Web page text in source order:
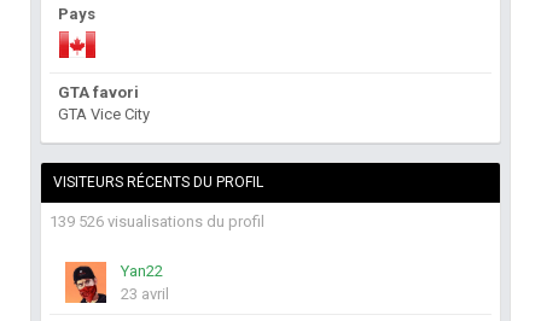
Pays
GTA favori
GTA Vice City
VISITEURS RÉCENTS DU PROFIL
139 526 visualisations du profil
Yan22
23 avril